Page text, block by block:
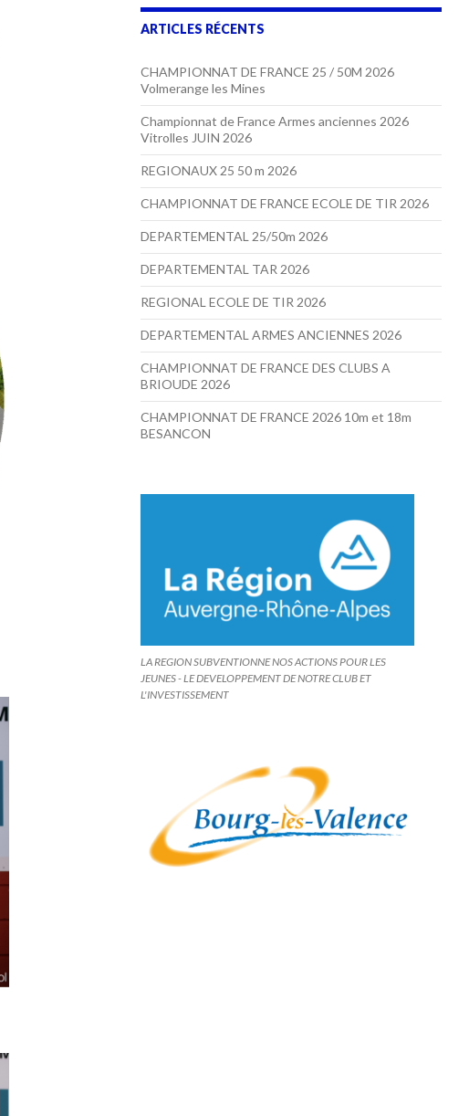
ARTICLES RÉCENTS
CHAMPIONNAT DE FRANCE 25 / 50M 2026
Volmerange les Mines
Championnat de France Armes anciennes 2026
Vitrolles JUIN 2026
REGIONAUX 25 50 m 2026
CHAMPIONNAT DE FRANCE ECOLE DE TIR 2026
DEPARTEMENTAL 25/50m 2026
DEPARTEMENTAL TAR 2026
REGIONAL ECOLE DE TIR 2026
DEPARTEMENTAL ARMES ANCIENNES 2026
CHAMPIONNAT DE FRANCE DES CLUBS A
BRIOUDE 2026
CHAMPIONNAT DE FRANCE 2026 10m et 18m
BESANCON
LA REGION SUBVENTIONNE NOS ACTIONS POUR LES
JEUNES - LE DEVELOPPEMENT DE NOTRE CLUB ET
L'INVESTISSEMENT